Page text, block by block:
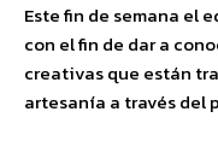
Este fin de semana el
con el fin de dar a
creativas que están
artesanía a través del